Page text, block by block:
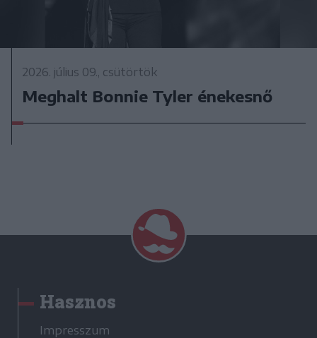
2026. július 09., csütörtök
Meghalt Bonnie Tyler énekesnő
Hasznos
Impresszum